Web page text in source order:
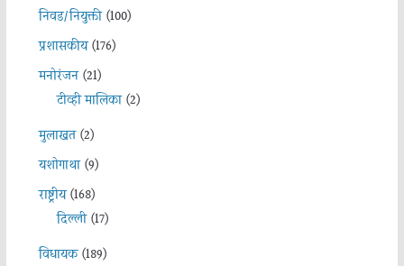
निवड/नियुक्ती(100)
प्रशासकीय(176)
मनोरंजन(21)
टीव्ही मालिका(2)
मुलाखत(2)
यशोगाथा(9)
राष्ट्रीय(168)
दिल्ली(17)
विधायक(189)